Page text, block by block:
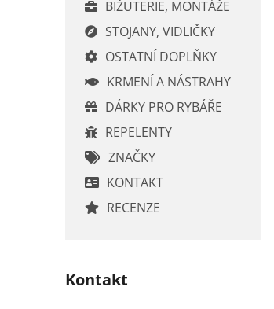
BIŽUTERIE, MONTÁŽE
STOJANY, VIDLIČKY
OSTATNÍ DOPLŇKY
KRMENÍ A NÁSTRAHY
DÁRKY PRO RYBÁŘE
REPELENTY
ZNAČKY
KONTAKT
RECENZE
Kontakt